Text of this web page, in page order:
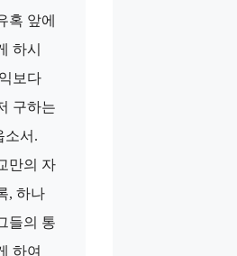
혹 앞에
하시
보다
구하는
소서.
만의 자
, 하나
들의 통
하여